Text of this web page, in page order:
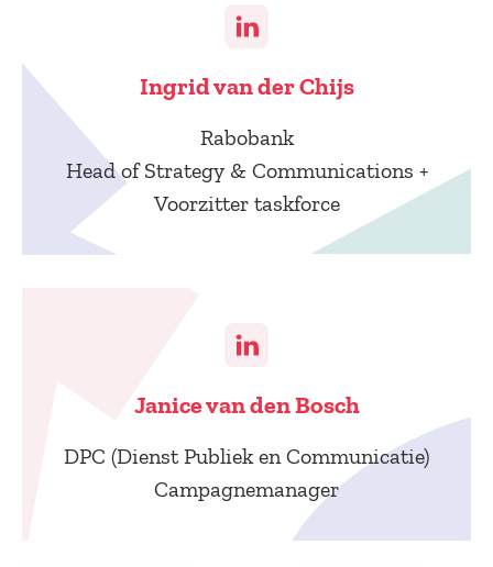
Ingrid van der Chijs
Rabobank
Head of Strategy & Communications +
Voorzitter taskforce
Janice van den Bosch
DPC (Dienst Publiek en Communicatie)
Campagnemanager